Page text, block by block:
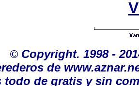
© Copyright. 1998 -
de
todo de gratis y sin